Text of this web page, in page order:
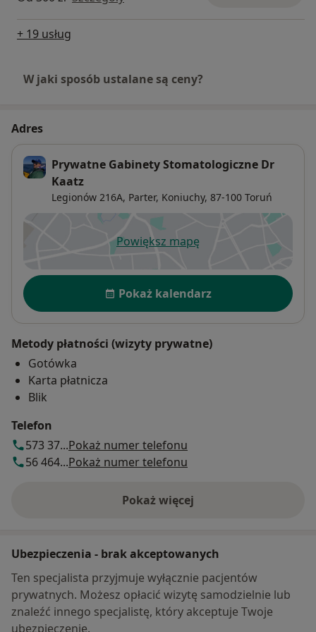
+ 19 usług
W jaki sposób ustalane są ceny?
Adres
Prywatne Gabinety Stomatologiczne Dr
Kaatz
Legionów 216A, Parter, Koniuchy, 87-100 Toruń
Powiększ mapęotwiera się w nowej karcie
Dostępność
Pokaż kalendarz
Metody płatności (wizyty prywatne)
Gotówka
Karta płatnicza
Blik
Telefon
573 37...Pokaż numer telefonu
56 464...Pokaż numer telefonu
Pokaż więcej
o adresie
Ubezpieczenia - brak akceptowanych
Ten specjalista przyjmuje wyłącznie pacjentów
prywatnych. Możesz opłacić wizytę samodzielnie lub
znaleźć innego specjalistę, który akceptuje Twoje
ubezpieczenie.